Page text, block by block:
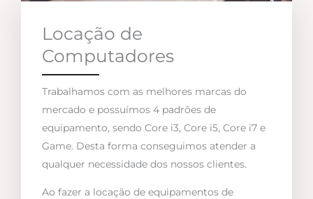
Locação de
Computadores
Trabalhamos com as melhores marcas do
mercado e possuímos 4 padrões de
equipamento, sendo Core i3, Core i5, Core i7 e
Game. Desta forma conseguimos atender a
qualquer necessidade dos nossos clientes.
Ao fazer a locação de equipamentos de